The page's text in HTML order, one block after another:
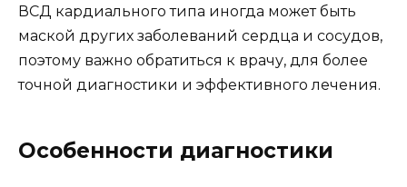
ВСД кардиального типа иногда может быть
маской других заболеваний сердца и сосудов,
поэтому важно обратиться к врачу, для более
точной диагностики и эффективного лечения.
Особенности диагностики